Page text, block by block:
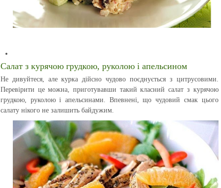
Салат з курячою грудкою, руколою і апельсином
Не дивуйтеся, але курка дійсно чудово поєднується з цитрусовими.
Перевірити це можна, приготувавши такий класний салат з курячою
грудкою, руколою і апельсинами. Впевнені, що чудовий смак цього
салату нікого не залишить байдужим.